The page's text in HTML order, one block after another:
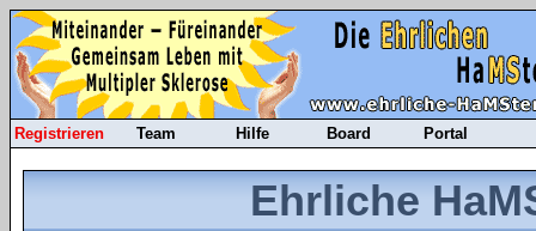
Registrieren Team Hilfe Board Portal
Ehrliche